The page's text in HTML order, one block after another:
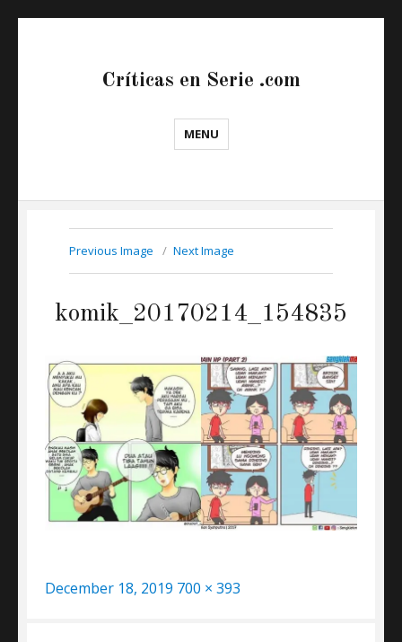
Críticas en Serie .com
MENU
Previous Image Next Image
komik_20170214_154835
Posted
December 18, 2019 Full
700 × 393